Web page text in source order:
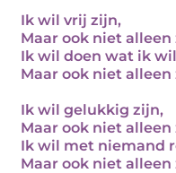
Ik wil vrij zijn,
Maar ook niet alleen
Ik wil doen wat ik
Maar ook niet alleen
Ik wil gelukkig zijn,
Maar ook niet alleen
Ik wil met niemand
Maar ook niet alleen